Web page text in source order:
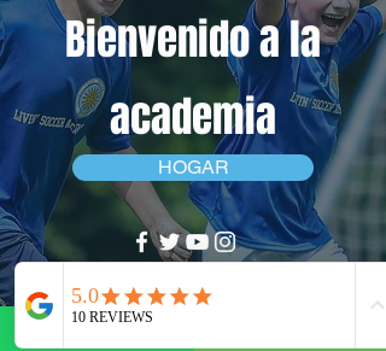
Bienvenido a la
academia
HOGAR